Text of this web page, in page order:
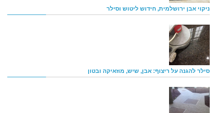
ניקוי אבן ירושלמית, חידוש ליטוש וסילר
סילר להגנה על ריצוף: אבן, שיש, מוזאיקה ובטון